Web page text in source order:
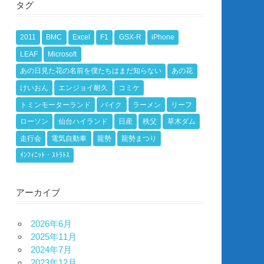
タグ
2011 BMC Excel F1 GSX-R iPhone
LEAF Microsoft
あの日見た花の名前を僕たちはまだ知らない あの花
けいおん エンジョイ耐久 コミケ
トミンモーターランド バイク ラーメン リーフ
ローソン 仙台ハイランド 日産 秩父 草木ダム
走行会 電気自動車 龍勢 龍勢まつり
ｲﾝﾌｨﾆｯﾄ・ｽﾄﾗﾄｽ
アーカイブ
2026年6月
2025年11月
2024年7月